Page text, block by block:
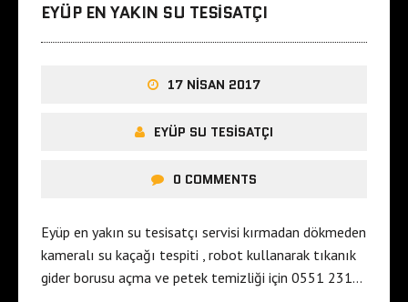
EYÜP EN YAKIN SU TESISATÇI
17 NISAN 2017
EYÜP SU TESISATÇI
0 COMMENTS
Eyüp en yakın su tesisatçı servisi kırmadan dökmeden
kameralı su kaçağı tespiti , robot kullanarak tıkanık
gider borusu açma ve petek temizliği için 0551 231…